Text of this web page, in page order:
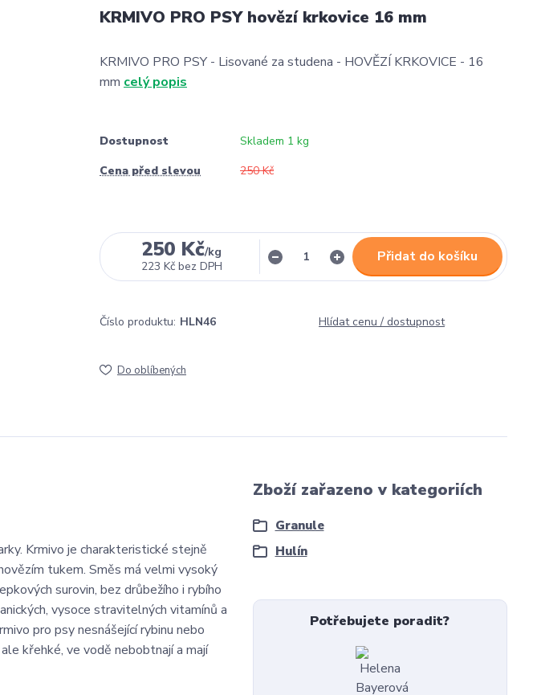
KRMIVO PRO PSY hovězí krkovice 16 mm
KRMIVO PRO PSY - Lisované za studena - HOVĚZÍ KRKOVICE - 16
mm celý popis
Dostupnost
Skladem 1 kg
Cena před slevou
250 Kč
250 Kč/kg
223 Kč bez DPH
Přidat do košíku
Číslo produktu: HLN46 Hlídat cenu / dostupnost
Do oblíbených
Krmivo je charakteristické stejně
tukem. Směs má velmi vysoký
surovin, bez drůbežího i rybího
vysoce stravitelných vitamínů a
pro psy nesnášející rybinu nebo
křehké, ve vodě nebobtnají a mají
Zboží zařazeno v kategoriích
Granule
Hulín
Potřebujete poradit?